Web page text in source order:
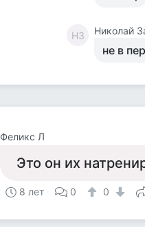
НЗ Николай
не в
Феликс Л
Это он их
8 лет 0 0